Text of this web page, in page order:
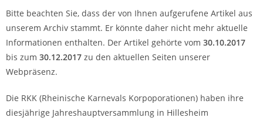
Bitte beachten Sie, dass der von Ihnen aufgerufene Artikel aus
unserem Archiv stammt. Er könnte daher nicht mehr aktuelle
Informationen enthalten. Der Artikel gehörte vom 30.10.2017
bis zum 30.12.2017 zu den aktuellen Seiten unserer
Webpräsenz.
Die RKK (Rheinische Karnevals Korpoporationen) haben ihre
diesjährige Jahreshauptversammlung in Hillesheim